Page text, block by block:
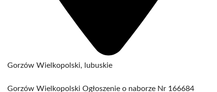
Gorzów Wielkopolski, lubuskie
Gorzów Wielkopolski Ogłoszenie o naborze Nr 166684